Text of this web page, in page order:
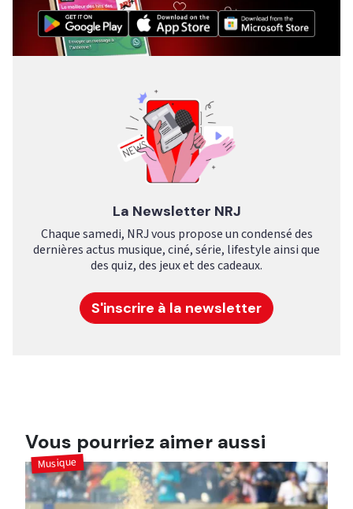
La Newsletter NRJ
Chaque samedi, NRJ vous propose un condensé des
dernières actus musique, ciné, série, lifestyle ainsi que
des quiz, des jeux et des cadeaux.
S'inscrire à la newsletter
Vous pourriez aimer aussi
Musique